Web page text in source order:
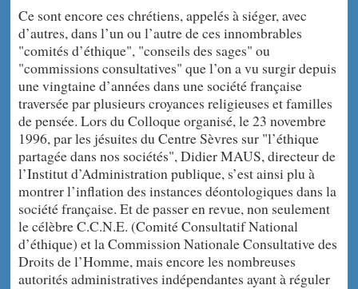
Ce sont encore ces chrétiens, appelés à siéger, avec
d’autres, dans l’un ou l’autre de ces innombrables
"comités d’éthique", "conseils des sages" ou
"commissions consultatives" que l’on a vu surgir depuis
une vingtaine d’années dans une société française
traversée par plusieurs croyances religieuses et familles
de pensée. Lors du Colloque organisé, le 23 novembre
1996, par les jésuites du Centre Sèvres sur "l’éthique
partagée dans nos sociétés", Didier MAUS, directeur de
l’Institut d’Administration publique, s’est ainsi plu à
montrer l’inflation des instances déontologiques dans la
société française. Et de passer en revue, non seulement
le célèbre C.C.N.E. (Comité Consultatif National
d’éthique) et la Commission Nationale Consultative des
Droits de l’Homme, mais encore les nombreuses
autorités administratives indépendantes ayant à réguler